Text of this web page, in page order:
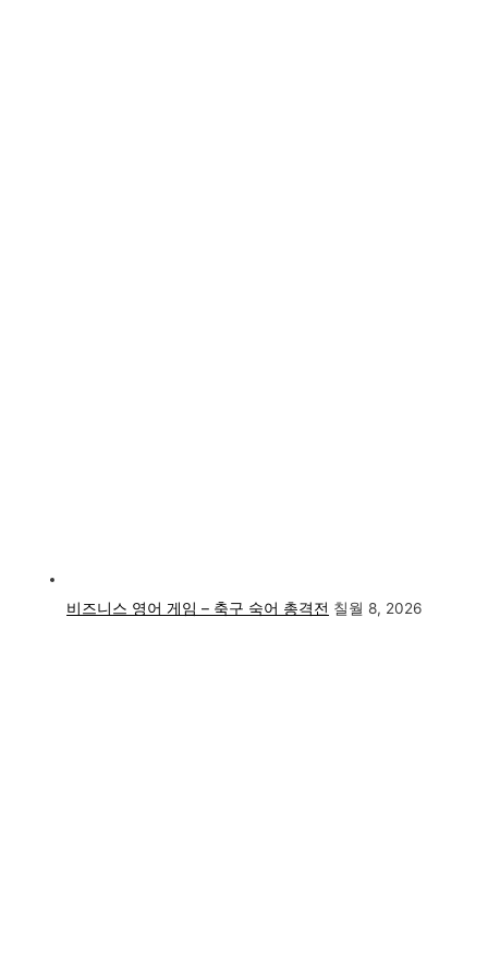
비즈니스 영어 게임 – 축구 숙어 총격전 칠월 8, 2026